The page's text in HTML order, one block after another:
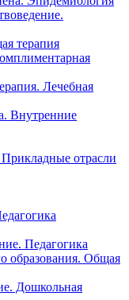
терапия
Лечебная
Внутренние
отрасли
Педагогика
образования. Общая
Дошкольная